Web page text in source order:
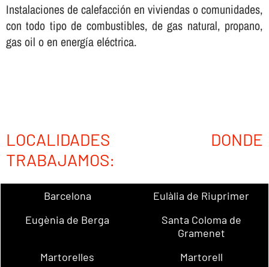
Instalaciones de calefacción en viviendas o comunidades,
con todo tipo de combustibles, de gas natural, propano,
gas oil o en energí­a eléctrica.
LOCALIDADES DONDE
TRABAJAMOS:
Barcelona
Eulàlia de Riuprimer
Eugènia de Berga
Santa Coloma de
Gramenet
Martorelles
Martorell